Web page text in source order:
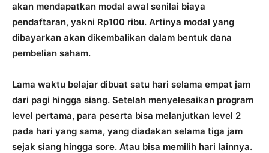
akan mendapatkan modal awal senilai biaya
pendaftaran, yakni Rp100 ribu. Artinya modal yang
dibayarkan akan dikembalikan dalam bentuk dana
pembelian saham.
Lama waktu belajar dibuat satu hari selama empat jam
dari pagi hingga siang. Setelah menyelesaikan program
level pertama, para peserta bisa melanjutkan level 2
pada hari yang sama, yang diadakan selama tiga jam
sejak siang hingga sore. Atau bisa memilih hari lainnya.